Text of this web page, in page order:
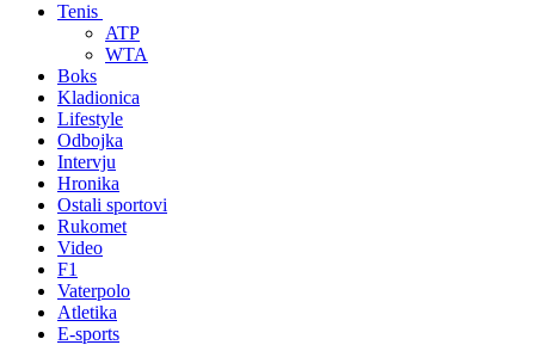
Tenis
ATP
WTA
Boks
Kladionica
Lifestyle
Odbojka
Intervju
Hronika
Ostali sportovi
Rukomet
Video
F1
Vaterpolo
Atletika
E-sports